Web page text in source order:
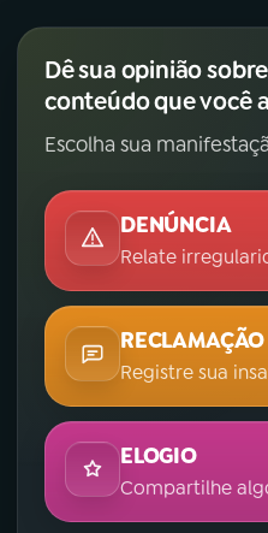
Dê sua opinião
conteúdo que você
Escolha sua
DENÚNCIA
Relate
RECLAMAÇÃO
Registre sua
ELOGIO
Compartilhe